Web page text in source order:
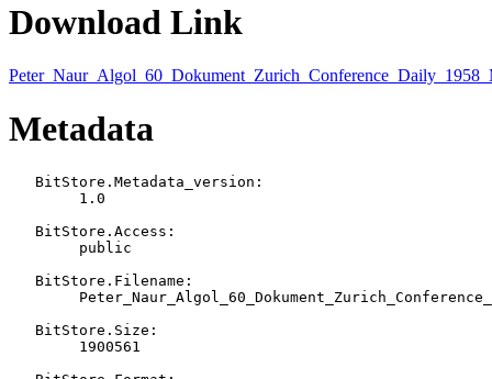
Download Link
Metadata
   BitStore.Metadata_version:
   BitStore.Access:
   BitStore.Filename:
   BitStore.Size: